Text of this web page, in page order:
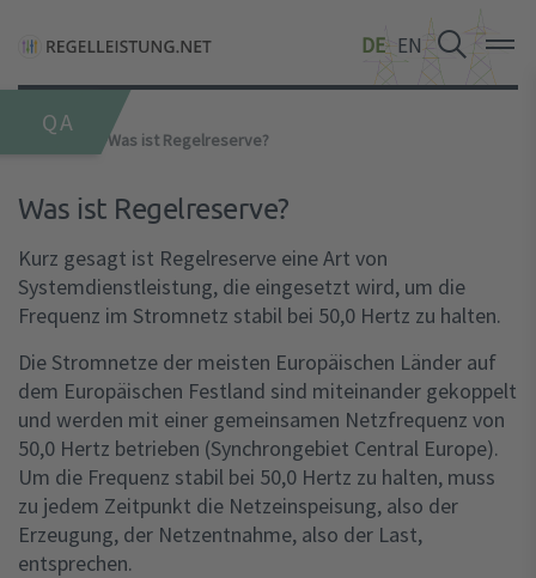
DE EN
QA
DE EN
DE EN
Grundlagen Was ist Regelreserve?
Was ist Regelreserve?
Kurz gesagt ist Regelreserve eine Art von
Systemdienstleistung, die eingesetzt wird, um die
Frequenz im Stromnetz stabil bei 50,0 Hertz zu halten.
Die Stromnetze der meisten Europäischen Länder auf
dem Europäischen Festland sind miteinander gekoppelt
und werden mit einer gemeinsamen Netzfrequenz von
50,0 Hertz betrieben (Synchrongebiet Central Europe).
Um die Frequenz stabil bei 50,0 Hertz zu halten, muss
zu jedem Zeitpunkt die Netzeinspeisung, also der
Erzeugung, der Netzentnahme, also der Last,
entsprechen.